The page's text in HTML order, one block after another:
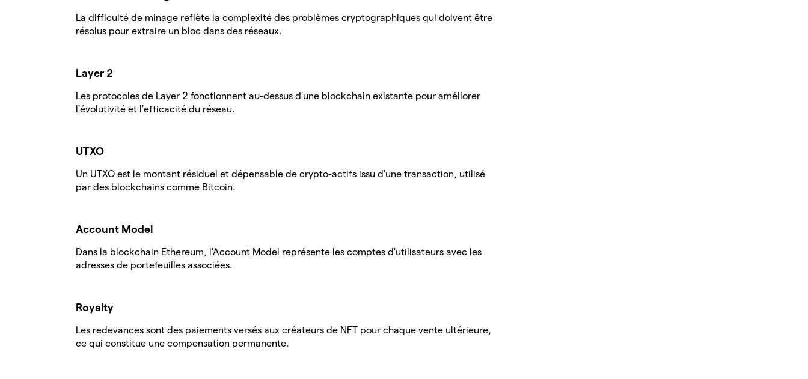
La difficulté de minage reflète la complexité des problèmes cryptographiques qui doivent être
résolus pour extraire un bloc dans des réseaux.
Layer 2
Les protocoles de Layer 2 fonctionnent au-dessus d'une blockchain existante pour améliorer
l'évolutivité et l'efficacité du réseau.
UTXO
Un UTXO est le montant résiduel et dépensable de crypto-actifs issu d'une transaction, utilisé
par des blockchains comme Bitcoin.
Account Model
Dans la blockchain Ethereum, l'Account Model représente les comptes d'utilisateurs avec les
adresses de portefeuilles associées.
Royalty
Les redevances sont des paiements versés aux créateurs de NFT pour chaque vente ultérieure,
ce qui constitue une compensation permanente.